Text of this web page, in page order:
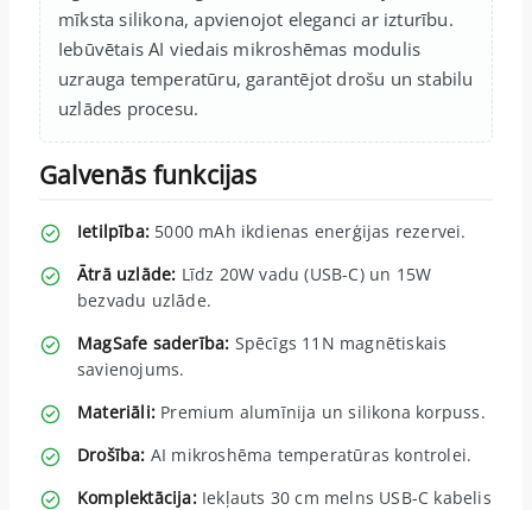
mīksta silikona, apvienojot eleganci ar izturību.
Iebūvētais AI viedais mikroshēmas modulis
uzrauga temperatūru, garantējot drošu un stabilu
uzlādes procesu.
Galvenās funkcijas
Ietilpība: 5000 mAh ikdienas enerģijas rezervei.
Ātrā uzlāde: Līdz 20W vadu (USB-C) un 15W
bezvadu uzlāde.
MagSafe saderība: Spēcīgs 11N magnētiskais
savienojums.
Materiāli: Premium alumīnija un silikona korpuss.
Drošība: AI mikroshēma temperatūras kontrolei.
Komplektācija:Iekļauts 30 cm melns USB-C kabelis